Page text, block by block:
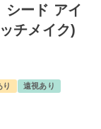
シード アイ
チメイク)
り
遠視あり